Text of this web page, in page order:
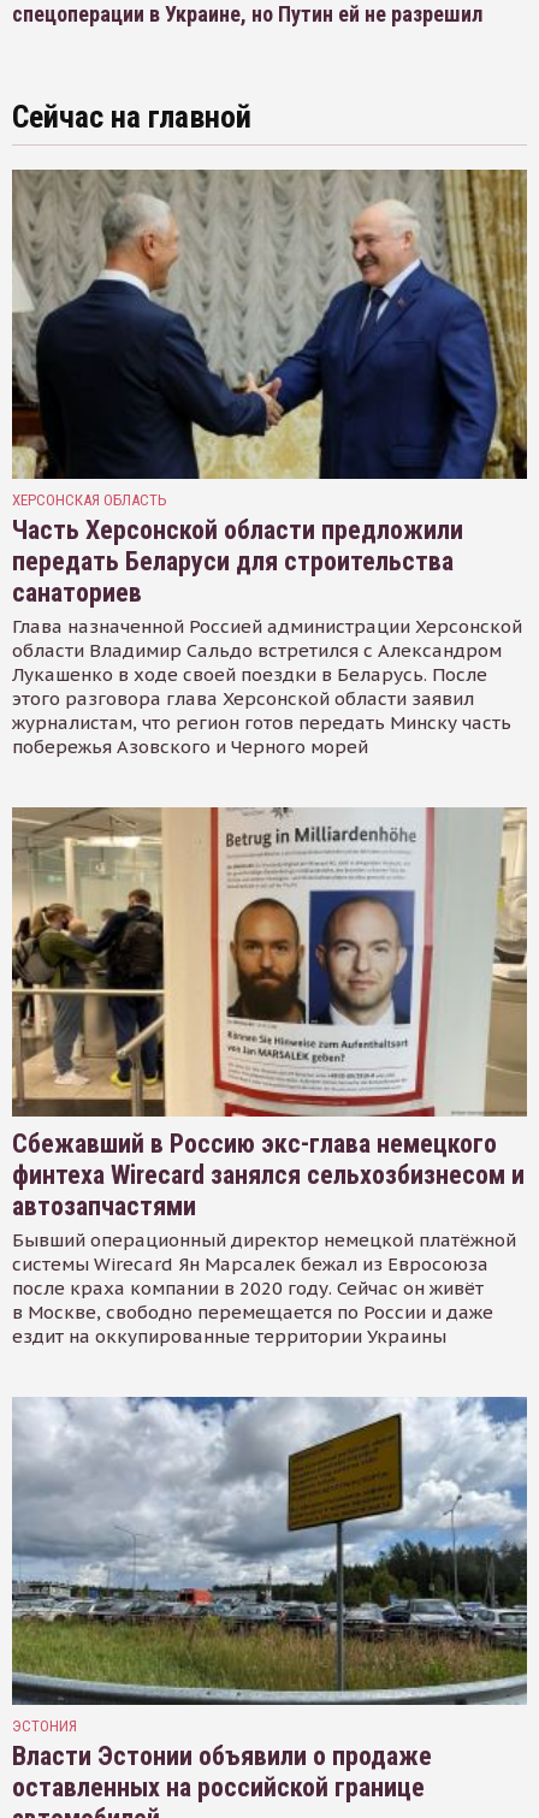
спецоперации в Украине, но Путин ей не разрешил
Сейчас на главной
ХЕРСОНСКАЯ ОБЛАСТЬ
Часть Херсонской области предложили
передать Беларуси для строительства
санаториев
Глава назначенной Россией администрации Херсонской
области Владимир Сальдо встретился с Александром
Лукашенко в ходе своей поездки в Беларусь. После
этого разговора глава Херсонской области заявил
журналистам, что регион готов передать Минску часть
побережья Азовского и Черного морей
Сбежавший в Россию экс-глава немецкого
финтеха Wirecard занялся сельхозбизнесом и
автозапчастями
Бывший операционный директор немецкой платёжной
системы Wirecard Ян Марсалек бежал из Евросоюза
после краха компании в 2020 году. Сейчас он живёт
в Москве, свободно перемещается по России и даже
ездит на оккупированные территории Украины
ЭСТОНИЯ
Власти Эстонии объявили о продаже
оставленных на российской границе